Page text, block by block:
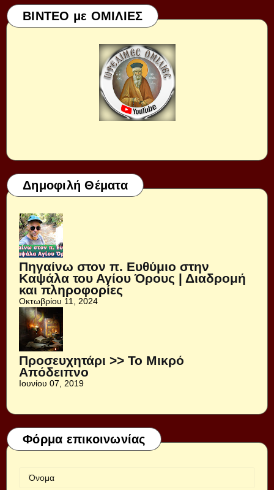
ΒΙΝΤΕΟ με ΟΜΙΛΙΕΣ
Δημοφιλή Θέματα
Πηγαίνω στον π. Ευθύμιο στην
Καψάλα του Αγίου Όρους | Διαδρομή
και πληροφορίες
Οκτωβρίου 11, 2024
Προσευχητάρι >> Το Μικρό
Απόδειπνο
Ιουνίου 07, 2019
Φόρμα επικοινωνίας